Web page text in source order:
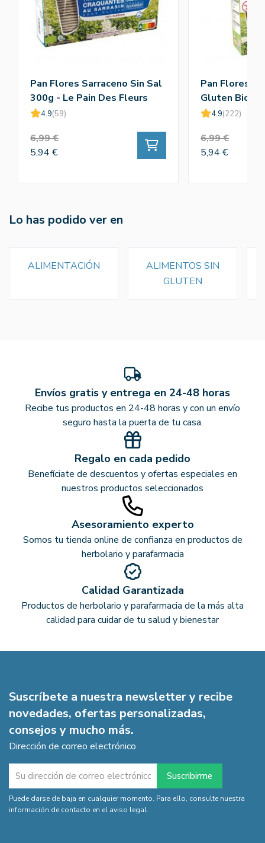
Pan Flores Sarraceno Sin Sal
300g - Le Pain Des Fleurs
4.9(59)
6,99 €
5,94 €
Pan Flores
Gluten Bio
Des Fleurs
4.9(222)
6,99 €
5,94 €
Lo has podido ver en
ALIMENTACIÓN
ALIMENTOS SIN
GLUTEN
Envíos gratis y entrega en 24-48 horas
Recibe tus productos en 24-48 horas y con un envío
seguro hasta la puerta de tu casa.
Regalo en cada pedido
Benefíciate de descuentos y ofertas especiales en
nuestros productos seleccionados
Asesoramiento experto
Somos tu tienda online de confianza en productos de
herbolario y parafarmacia
Calidad Garantizada
Productos de herbolario y parafarmacia de la más alta
calidad para cuidar de tu salud y bienestar
Suscríbete a nuestra newsletter y recibe
novedades, ofertas personalizadas,
consejos y mucho más.
Dirección de correo electrónico
Puede darse de baja en cualquier momento. Para ello, consulte nuestra
información de contacto en el aviso legal.